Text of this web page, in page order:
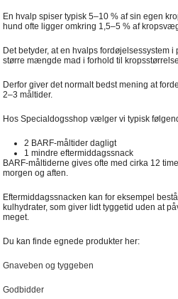
En hvalp spiser typisk 5–10 % af sin egen
hund ofte ligger omkring 1,5–5 % af
Det betyder, at en hvalps fordøjelsessystem
større mængde mad i forhold til
Derfor giver det normalt bedst mening at
2–3 måltider.
Hos Specialdogsshop vælger vi typisk
2 BARF-måltider dagligt
1 mindre eftermiddagssnack
BARF-måltiderne gives ofte med cirka 12
morgen og aften.
Eftermiddagssnacken kan for eksempel
kulhydrater, som giver lidt tyggetid uden at
meget.
Du kan finde egnede produkter her:
Gnaveben og tyggeben
Godbidder